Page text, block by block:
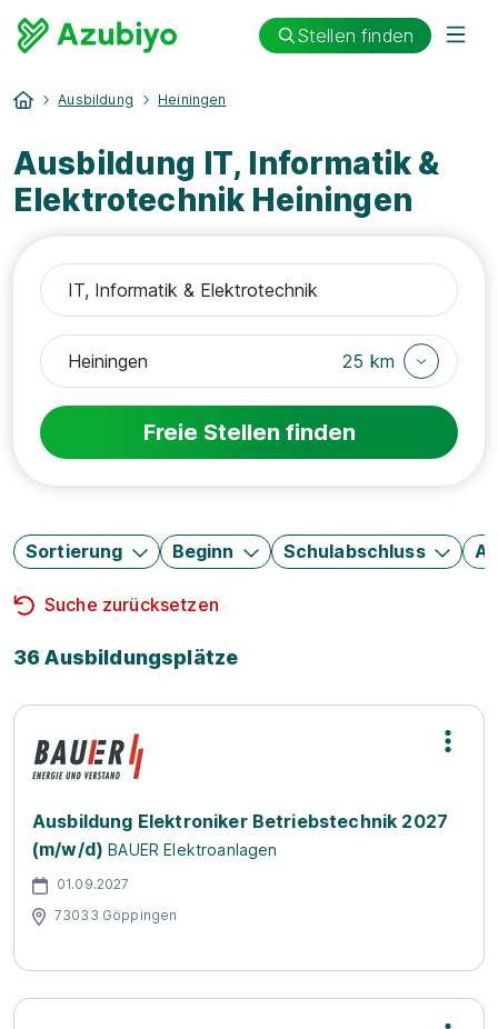
Stellen finden
Ausbildung Heiningen
Ausbildung IT, Informatik &
Elektrotechnik Heiningen
25 km
Freie Stellen finden
Sortierung Beginn Schulabschluss
Suche zurücksetzen
36 Ausbildungsplätze
Ausbildung Elektroniker Betriebstechnik 2027
(m/w/d) BAUER Elektroanlagen
01.09.2027
73033 Göppingen